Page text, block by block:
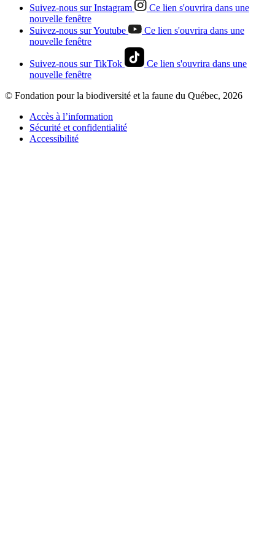
Suivez-nous sur Instagram
Ce lien s'ouvrira dans une
nouvelle fenêtre
Suivez-nous sur Youtube
Ce lien s'ouvrira dans une
nouvelle fenêtre
Suivez-nous sur TikTok
Ce lien s'ouvrira dans une
nouvelle fenêtre
© Fondation pour la biodiversité et la faune du Québec, 2026
Accès à l’information
Sécurité et confidentialité
Accessibilité